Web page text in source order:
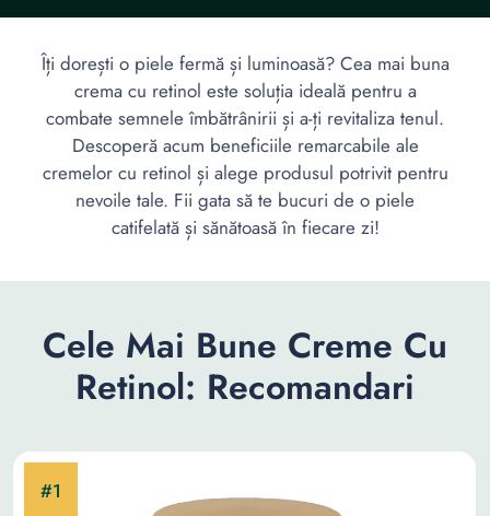
Îți dorești o piele fermă și luminoasă? Cea mai buna
crema cu retinol este soluția ideală pentru a
combate semnele îmbătrânirii și a-ți revitaliza tenul.
Descoperă acum beneficiile remarcabile ale
cremelor cu retinol și alege produsul potrivit pentru
nevoile tale. Fii gata să te bucuri de o piele
catifelată și sănătoasă în fiecare zi!
Cele Mai Bune Creme Cu
Retinol: Recomandari